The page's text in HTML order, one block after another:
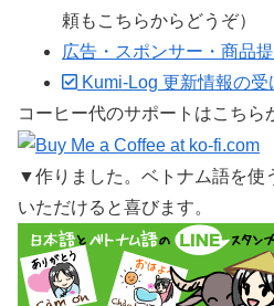
頼もこちらからどうぞ）
広告・スポンサー・商品
Kumi-Log 更新情報の受
コーヒー代のサポートはこちら
▼作りました。ベトナム語を使
いただけると喜びます。